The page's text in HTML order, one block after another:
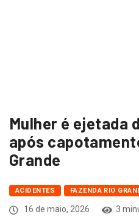
Mulher é ejetada
após
Grande
ACIDENTES FAZENDA RIO
16 de maio, 2026 3